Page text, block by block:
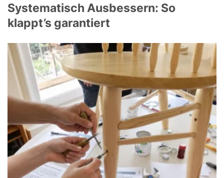
Systematisch Ausbessern: So
klappt’s garantiert